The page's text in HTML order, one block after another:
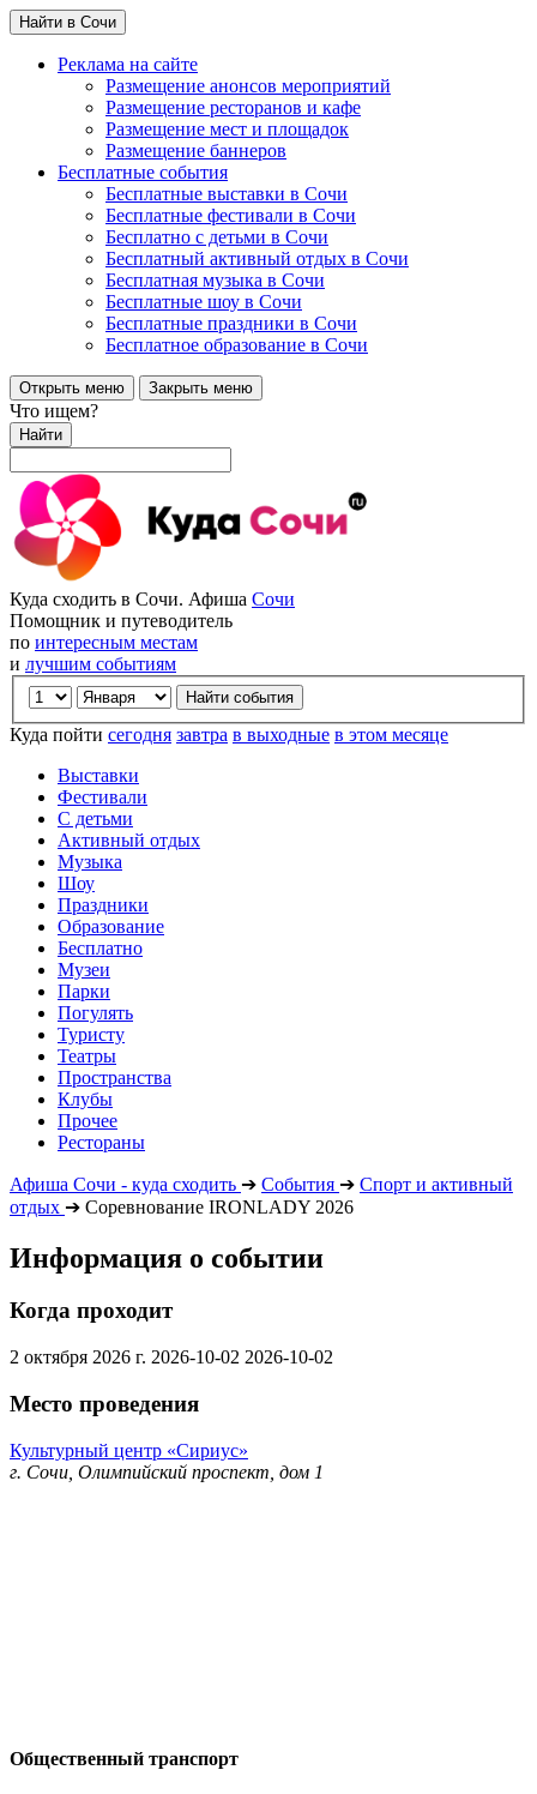
Найти в Сочи
Реклама на сайте
Размещение анонсов мероприятий
Размещение ресторанов и кафе
Размещение мест и площадок
Размещение баннеров
Бесплатные события
Бесплатные выставки в Сочи
Бесплатные фестивали в Сочи
Бесплатно с детьми в Сочи
Бесплатный активный отдых в Сочи
Бесплатная музыка в Сочи
Бесплатные шоу в Сочи
Бесплатные праздники в Сочи
Бесплатное образование в Сочи
Открыть меню Закрыть меню
Что ищем?
Найти
Куда сходить в Сочи. Афиша Сочи
Помощник и путеводитель
по интересным местам
и лучшим событиям
Куда пойти сегодня завтра в выходные в этом месяце
Выставки
Фестивали
С детьми
Активный отдых
Музыка
Шоу
Праздники
Образование
Бесплатно
Музеи
Парки
Погулять
Туристу
Театры
Пространства
Клубы
Прочее
Рестораны
Афиша Сочи - куда сходить ➔ События ➔ Спорт и активный
отдых ➔ Соревнование IRONLADY 2026
Информация о событии
Когда проходит
2 октября 2026 г. 2026-10-02 2026-10-02
Место проведения
Культурный центр «Сириус»
г. Сочи, Олимпийский проспект, дом 1
Общественный транспорт